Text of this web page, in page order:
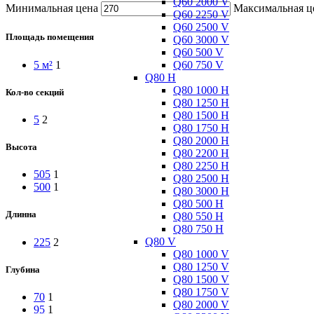
Q60 2250 V
Q60 2500 V
Q60 3000 V
Q60 500 V
Q60 750 V
Q80 H
Q80 1000 H
Q80 1250 H
Q80 1500 H
Q80 1750 H
Q80 2000 H
Q80 2200 H
Q80 2250 H
Q80 2500 H
Q80 3000 H
Q80 500 H
Q80 550 H
Q80 750 H
Q80 V
Q80 1000 V
Q80 1250 V
Q80 1500 V
Q80 1750 V
Q80 2000 V
Минимальная цена Максимальная
Площадь помещения
5 м² 1
Кол-во секций
5 2
Высота
505 1
500 1
Длинна
225 2
Глубина
70 1
95 1